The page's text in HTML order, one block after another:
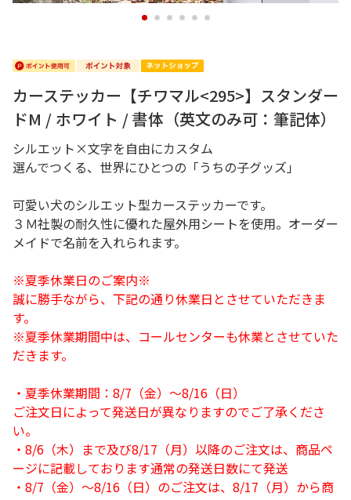
1 2 3 4 5 6
カーステッカー【チワマル<295>】スタンダー
ドM / ホワイト / 書体（英文のみ可：筆記体）
シルエット×文字を自由にカスタム
選んでつくる、世界にひとつの「うちの子グッズ」
可愛い犬のシルエット型カーステッカーです。
３Ｍ社製の耐久性に優れた屋外用シートを使用。オーダー
メイドで名前を入れられます。
※夏季休業日のご案内※
誠に勝手ながら、下記の通り休業日とさせていただきま
す。
※夏季休業期間中は、コールセンターも休業とさせていた
だきます。
・夏季休業期間：8/7（金）～8/16（日）
ご注文日によって発送日が異なりますのでご了承くださ
い。
・8/6（木）まで及び8/17（月）以降のご注文は、商品ペ
ージに記載しております通常の発送日数にて発送
・8/7（金）～8/16（日）のご注文は、8/17（月）から商